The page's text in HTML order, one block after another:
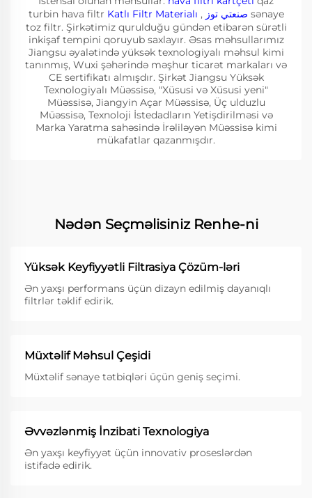
turbin hava filtr Katlı Filtr Materialı ,
sənaye
toz filtr. Şirkətimiz qurulduğu gündən etibarən sürətli
inkişaf tempini qoruyub saxlayır. Əsas məhsullarımız
Jiangsu əyalətində yüksək texnologiyalı məhsul kimi
tanınmış, Wuxi şəhərində məşhur ticarət markaları və
CE sertifikatı almışdır. Şirkət Jiangsu Yüksək
Texnologiyalı Müəssisə, "Xüsusi və Xüsusi yeni"
Müəssisə, Jiangyin Açar Müəssisə, Üç ulduzlu
Müəssisə, Texnoloji İstedadların Yetişdirilməsi və
Marka Yaratma sahəsində İrəliləyən Müəssisə kimi
mükafatlar qazanmışdır.
Nədən Seçməlisiniz Renhe-ni
Yüksək Keyfiyyətli Filtrasiya Çözüm-ləri
Ən yaxşı performans üçün dizayn edilmiş dayanıqlı
filtrlər təklif edirik.
Müxtəlif Məhsul Çeşidi
Müxtəlif sənaye tətbiqləri üçün geniş seçimi.
Əvvəzlənmiş İnzibati Texnologiya
Ən yaxşı keyfiyyət üçün innovativ proseslərdən
istifadə edirik.